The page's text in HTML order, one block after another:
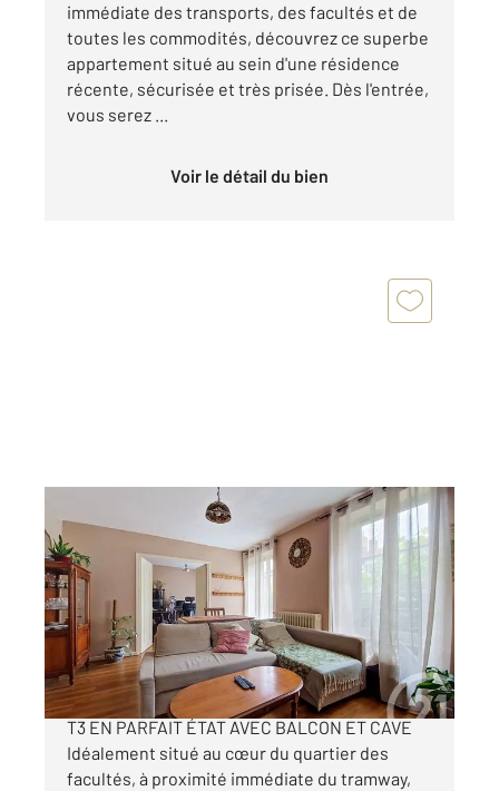
immédiate des transports, des facultés et de
toutes les commodités, découvrez ce superbe
appartement situé au sein d'une résidence
récente, sécurisée et très prisée. Dès l'entrée,
vous serez ...
Voir le détail du bien
CLERMONT FERRAND 63
54 m
, 3 pièces
Ref : 25127
Appartement T3 à vendre
125 700 €
CLERMONT-FERRAND CŒUR DES FACULTÉS
T3 EN PARFAIT ÉTAT AVEC BALCON ET CAVE
Idéalement situé au cœur du quartier des
facultés, à proximité immédiate du tramway,